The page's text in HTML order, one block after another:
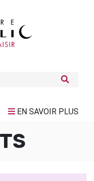
EN SAVOIR PLUS